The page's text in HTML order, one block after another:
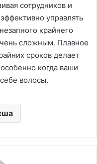
сотрудников и
управлять
крайнего
сложным. Плавное
сроков делает
когда ваши
волосы.